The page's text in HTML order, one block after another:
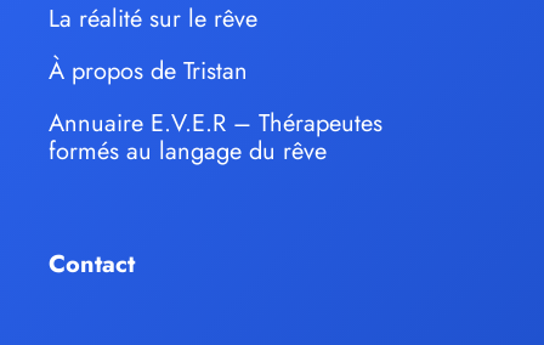
La réalité sur le rêve
À propos de Tristan
Annuaire E.V.E.R – Thérapeutes
formés au langage du rêve
Contact